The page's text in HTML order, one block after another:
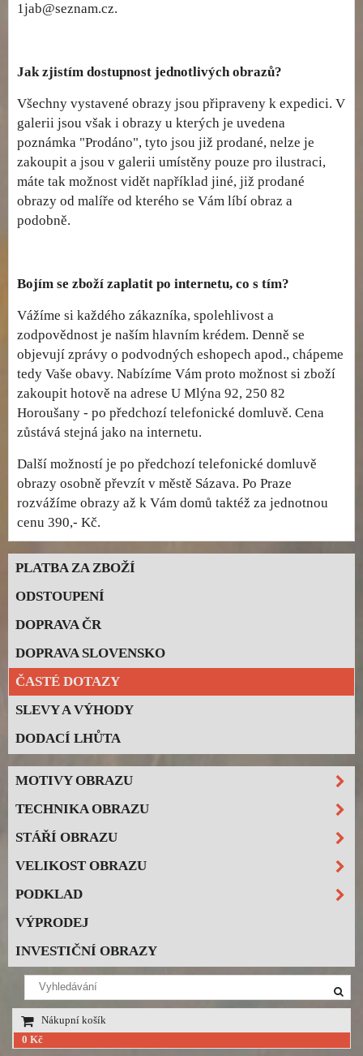
1jab@seznam.cz.
Jak zjistím dostupnost jednotlivých obrazů?
Všechny vystavené obrazy jsou připraveny k expedici. V
galerii jsou však i obrazy u kterých je uvedena
poznámka "Prodáno", tyto jsou již prodané, nelze je
zakoupit a jsou v galerii umístěny pouze pro ilustraci,
máte tak možnost vidět například jiné, již prodané
obrazy od malíře od kterého se Vám líbí obraz a
podobně.
Bojím se zboží zaplatit po internetu, co s tím?
Vážíme si každého zákazníka, spolehlivost a
zodpovědnost je naším hlavním krédem. Denně se
objevují zprávy o podvodných eshopech apod., chápeme
tedy Vaše obavy. Nabízíme Vám proto možnost si zboží
zakoupit hotově na adrese U Mlýna 92, 250 82
Horoušany - po předchozí telefonické domluvě. Cena
zůstává stejná jako na internetu.
Další možností je po předchozí telefonické domluvě
obrazy osobně převzít v městě Sázava. Po Praze
rozvážíme obrazy až k Vám domů taktéž za jednotnou
cenu 390,- Kč.
PLATBA ZA ZBOŽÍ
ODSTOUPENÍ
DOPRAVA ČR
DOPRAVA SLOVENSKO
ČASTÉ DOTAZY
SLEVY A VÝHODY
DODACÍ LHŮTA
MOTIVY OBRAZU
TECHNIKA OBRAZU
STÁŘÍ OBRAZU
VELIKOST OBRAZU
PODKLAD
VÝPRODEJ
INVESTIČNÍ OBRAZY
Nákupní košík
0 Kč